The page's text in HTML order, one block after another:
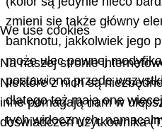
zmieni się także główny
banknotu, jakkolwiek jego
może ulec pewnej
postawiono przede
dlatego też mają one
tych widocznych,
We use cookies
Na naszej stronie
Niektóre z nich są
inne pomagają nam w
doświadczeń użytkownika